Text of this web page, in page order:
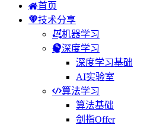
首页
技术分享
机器学习
深度学习
深度学习基础
AI实验室
算法学习
算法基础
剑指Offer